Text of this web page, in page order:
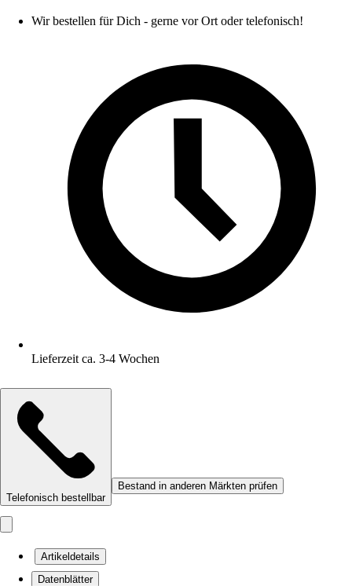
Wir bestellen für Dich - gerne vor Ort oder telefonisch!
Lieferzeit ca. 3-4 Wochen
Telefonisch bestellbar
Bestand in anderen Märkten prüfen
Artikeldetails
Datenblätter